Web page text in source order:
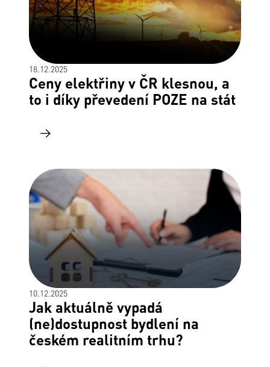
18.12.2025
Ceny elektřiny v ČR klesnou, a
to i díky převedení POZE na stát
10.12.2025
Jak aktuálně vypadá
(ne)dostupnost bydlení na
českém realitním trhu?